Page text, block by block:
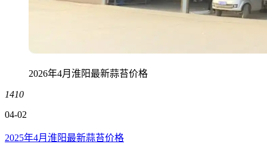
2026年4月淮阳最新蒜苔价格
1410
04-02
2025年4月淮阳最新蒜苔价格